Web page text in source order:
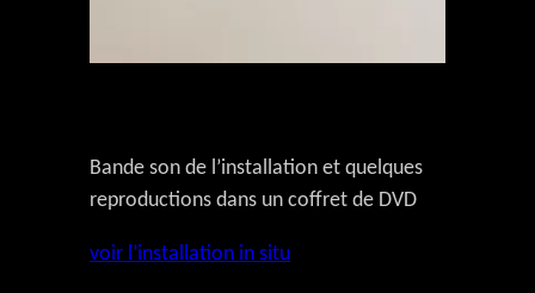
Bande son de l’installation et quelques
reproductions dans un coffret de DVD
voir l’installation in situ